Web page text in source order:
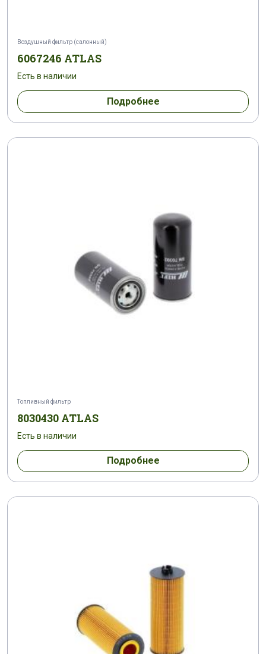
Воздушный фильтр (салонный)
6067246 ATLAS
Есть в наличии
Подробнее
Топливный фильтр
8030430 ATLAS
Есть в наличии
Подробнее